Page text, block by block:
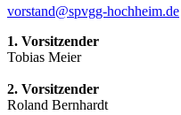
vorstand@spvgg-hochheim.de
1. Vorsitzender
Tobias Meier
2. Vorsitzender
Roland Bernhardt